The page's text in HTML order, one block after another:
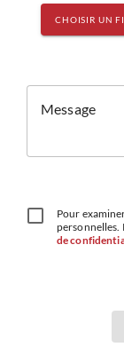
CHOISIR UN
Message
Pour
de